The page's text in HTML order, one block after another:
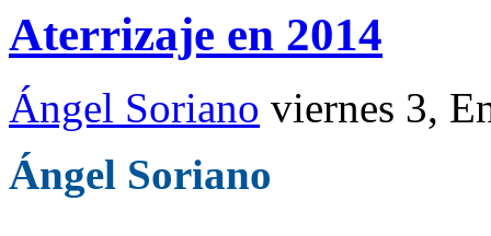
Aterrizaje en 2014
Ángel Soriano viernes 3,
Ángel Soriano